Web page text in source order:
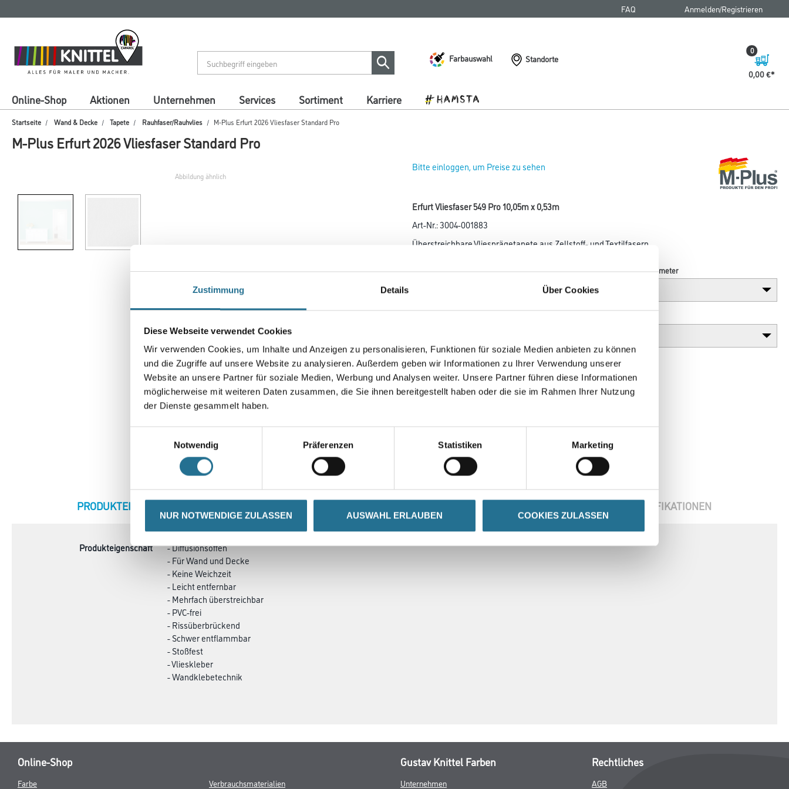
Zustimmung Details Über Cookies
Diese Webseite verwendet Cookies
Wir verwenden Cookies, um Inhalte und Anzeigen zu personalisieren, Funktionen für soziale Medien anbieten zu können
und die Zugriffe auf unsere Website zu analysieren. Außerdem geben wir Informationen zu Ihrer Verwendung unserer
Website an unsere Partner für soziale Medien, Werbung und Analysen weiter. Unsere Partner führen diese Informationen
möglicherweise mit weiteren Daten zusammen, die Sie ihnen bereitgestellt haben oder die sie im Rahmen Ihrer Nutzung
der Dienste gesammelt haben.
Notwendig
Präferenzen Statistiken Marketing
NUR NOTWENDIGE ZULASSEN AUSWAHL ERLAUBEN COOKIES ZULASSEN
springen
springen
FAQ Anmelden/Registrieren
Farbauswahl
Standorte
0,00 €
0
Online-Shop Aktionen Unternehmen Services Sortiment Karriere
Startseite Wand & Decke Tapete Rauhfaser/Rauhvlies M-Plus Erfurt 2026 Vliesfaser Standard Pro
M-Plus Erfurt 2026 Vliesfaser Standard Pro
Bitte einloggen, um Preise zu sehen
Erfurt Vliesfaser 549 Pro 10,05m x 0,53m
Art-Nr.:3004-001883
Überstreichbare Vliesprägetapete aus Zellstoff- und Textilfasern.
Farbtonbezeichnung Länge in centimeter
Umrechnungsfaktoren
CURRENT
TAB:
PRODUKTEIGENSCHAFTEN SPEZIFIKATIONEN
- Diffusionsoffen
- Für Wand und Decke
- Keine Weichzeit
- Leicht entfernbar
- Mehrfach überstreichbar
- PVC-frei
- Rissüberbrückend
- Schwer entflammbar